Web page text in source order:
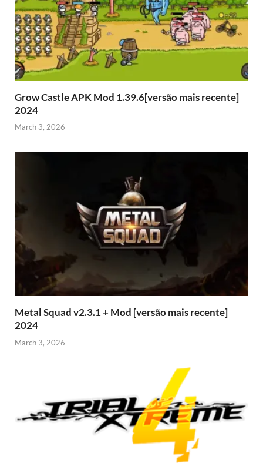
Grow Castle APK Mod 1.39.6[versão mais recente]
2024
March 3, 2026
Metal Squad v2.3.1 + Mod [versão mais recente]
2024
March 3, 2026